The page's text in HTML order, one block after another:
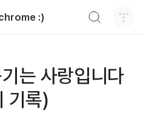
:)
는 사랑입니다
기록)